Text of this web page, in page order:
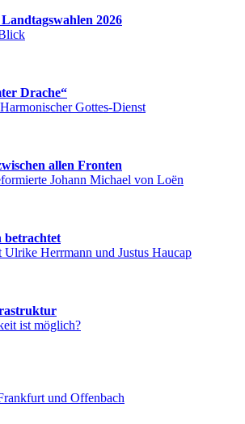
2026
Drache“
Gottes-Dienst
allen Fronten
Johann Michael von Loën
betrachtet
Ulrike Herrmann und Justus Haucap
ist möglich?
und Offenbach